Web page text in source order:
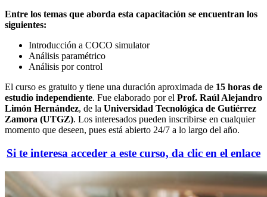
Entre los temas que aborda esta capacitación se encuentran los
siguientes:
Introducción a COCO simulator
Análisis paramétrico
Análisis por control
El curso es gratuito y tiene una duración aproximada de 15 horas de
estudio independiente. Fue elaborado por el Prof. Raúl Alejandro
Limón Hernández, de la Universidad Tecnológica de Gutiérrez
Zamora (UTGZ). Los interesados pueden inscribirse en cualquier
momento que deseen, pues está abierto 24/7 a lo largo del año.
Si te interesa acceder a este curso, da clic en el enlace